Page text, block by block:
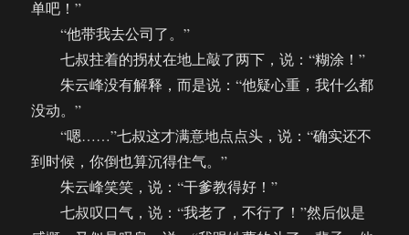
单吧！”
“他带我去公司了。”
七叔拄着的拐杖在地上敲了两下，说：“糊涂！”
朱云峰没有解释，而是说：“他疑心重，我什么都
没动。”
“嗯……”七叔这才满意地点点头，说：“确实还不
到时候，你倒也算沉得住气。”
朱云峰笑笑，说：“干爹教得好！”
七叔叹口气，说：“我老了，不行了！”然后似是